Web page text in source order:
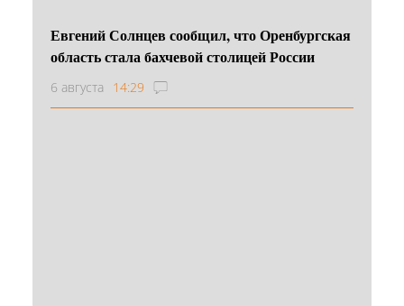
Евгений Солнцев сообщил, что Оренбургская
область стала бахчевой столицей России
6 августа 14:29